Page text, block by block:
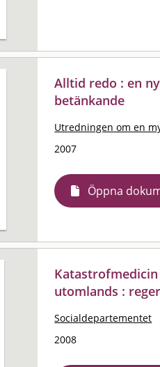
Alltid redo : en
betänkande
Utredningen om en
2007
Öppna
utomlands :
Socialdepartementet
2008